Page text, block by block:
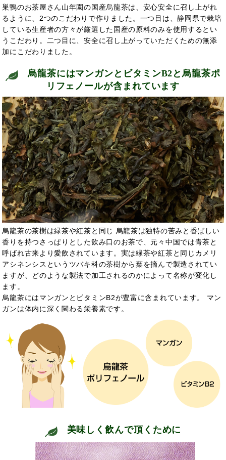
巣鴨のお茶屋さん山年園の国産烏龍茶は、安心安全に召し上がれ
るように、2つのこだわりで作りました。一つ目は、静岡県で栽培
している生産者の方々が厳選した国産の原料のみを使用するとい
うこだわり。二つ目に、安全に召し上がっていただくための無添
加にこだわりました。
烏龍茶にはマンガンとビタミンB2と烏龍茶ポ
リフェノールが含まれています
烏龍茶の茶樹は緑茶や紅茶と同じ 烏龍茶は独特の苦みと香ばしい
香りを持つさっぱりとした飲み口のお茶で、元々中国では青茶と
呼ばれ古来より愛飲されています。実は緑茶や紅茶と同じカメリ
アシネンシスというツバキ科の茶樹から葉を摘んで製造されてい
ますが、どのような製法で加工されるのかによって名称が変化し
ます。
烏龍茶にはマンガンとビタミンB2が豊富に含まれています。 マン
ガンは体内に深く関わる栄養素です。
美味しく飲んで頂くために